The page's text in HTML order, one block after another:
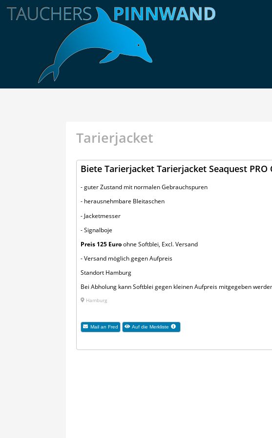
Tarierjacket
Biete Tarierjacket Tarierjacket Seaquest PRO
- guter Zustand mit normalen Gebrauchspuren
- herausnehmbare Bleitaschen
- Jacketmesser
- Signalboje
Preis 125 Euroohne Softblei, Excl. Versand
- Versand möglich gegen Aufpreis
Standort Hamburg
Bei Abholung kann Softblei gegen kleinen Aufpreis mitgegeben
Hamburg
Mail an Fred Auf die Merkliste